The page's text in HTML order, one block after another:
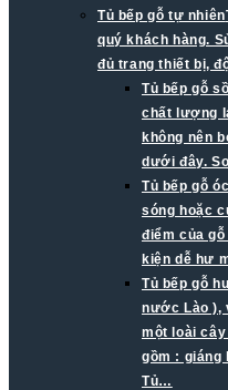
Tủ bếp gỗ tự nhiên
quý khách hàng.
đủ trang thiết bị,
Tủ bếp gỗ
chất lượng
không nên
dưới đây.
Tủ bếp gỗ
sóng hoặc
điểm của
kiện dễ hư
Tủ bếp gỗ
nước Lào ),
một loài
gồm : giáng
Tủ…